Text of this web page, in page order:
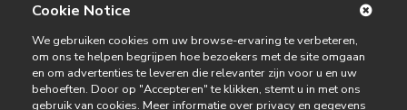
Cookie Notice
We gebruiken cookies om uw browse-ervaring te verbeteren,
om ons te helpen begrijpen hoe bezoekers met de site omgaan
en om advertenties te leveren die relevanter zijn voor u en uw
behoeften. Door op "Accepteren" te klikken, stemt u in met ons
gebruik van cookies. Meer informatie over privacy en gegevens